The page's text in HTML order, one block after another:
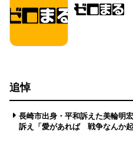
追悼
長崎市出身・平和訴えた美輪明
訴え「愛があれば 戦争なんか起